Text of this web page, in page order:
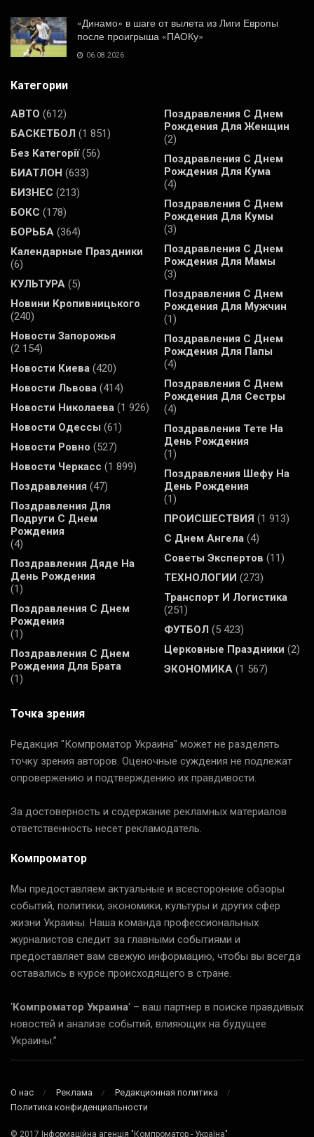
«Динамо» в шаге от вылета из Лиги Европы
после проигрыша «ПАОКу»
06.08.2026
Категории
АВТО (612)
БАСКЕТБОЛ (1 851)
Без Категорії(56)
БИАТЛОН (633)
БИЗНЕС (213)
БОКС (178)
БОРЬБА (364)
Календарные Праздники
(6)
КУЛЬТУРА (5)
Новини Кропивницького
(240)
Новости Запорожья
(2 154)
Новости Киева (420)
Новости Львова (414)
Новости Николаева (1 926)
Новости Одессы (61)
Новости Ровно (527)
Новости Черкасс (1 899)
Поздравления (47)
Поздравления Для
Подруги С Днем
Рождения
(4)
Поздравления Дяде На
День Рождения
(1)
Поздравления С Днем
Рождения
(1)
Поздравления С Днем
Рождения Для Брата
(1)
Поздравления С Днем
Рождения Для Женщин
(2)
Поздравления С Днем
Рождения Для Кума
(4)
Поздравления С Днем
Рождения Для Кумы
(3)
Поздравления С Днем
Рождения Для Мамы
(3)
Поздравления С Днем
Рождения Для Мужчин
(1)
Поздравления С Днем
Рождения Для Папы
(4)
Поздравления С Днем
Рождения Для Сестры
(4)
Поздравления Тете На
День Рождения
(1)
Поздравления Шефу На
День Рождения
(1)
ПРОИСШЕСТВИЯ (1 913)
С Днем Ангела (4)
Советы Экспертов (11)
ТЕХНОЛОГИИ (273)
Транспорт И Логистика
(251)
ФУТБОЛ (5 423)
Церковные Праздники (2)
ЭКОНОМИКА (1 567)
Точка зрения
Редакция "Компроматор Украина" может не разделять
точку зрения авторов. Оценочные суждения не подлежат
опровержению и подтверждению их правдивости.
За достоверность и содержание рекламных материалов
ответственность несет рекламодатель.
Компроматор
Мы предоставляем актуальные и всесторонние обзоры
событий, политики, экономики, культуры и других сфер
жизни Украины. Наша команда профессиональных
журналистов следит за главными событиями и
предоставляет вам свежую информацию, чтобы вы всегда
оставались в курсе происходящего в стране.
‘Компроматор Украина‘ – ваш партнер в поиске правдивых
новостей и анализе событий, влияющих на будущее
Украины.”
О нас Реклама
Редакционная политика
Политика конфиденциальности
© 2017 Інформаційна агенція "Компроматор - Україна"